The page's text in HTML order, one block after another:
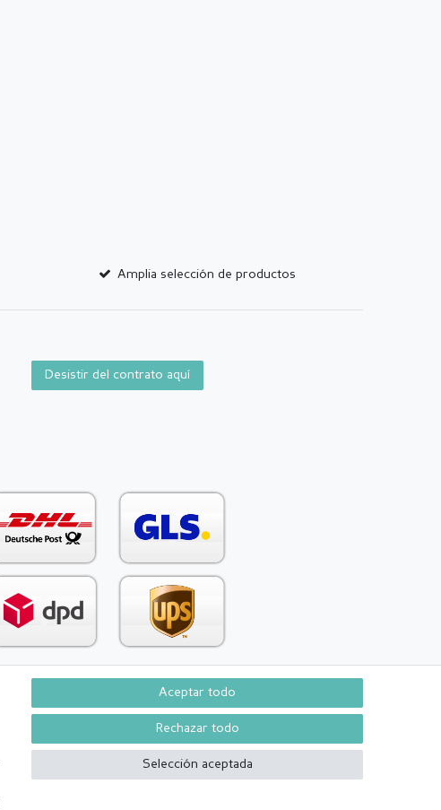
Amplia selección de productos
Desistir del contrato aquí
Withdraw from contract here Contacto
Aceptar todo
Rechazar todo
Selección aceptada